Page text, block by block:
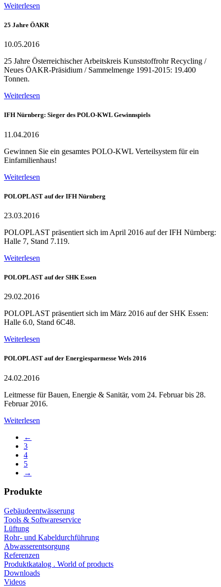
Weiterlesen
25 Jahre ÖAKR
10.05.2016
25 Jahre Österreichischer Arbeitskreis Kunststoffrohr Recycling /
Neues ÖAKR-Präsidium / Sammelmenge 1991-2015: 19.400
Tonnen.
Weiterlesen
IFH Nürnberg: Sieger des POLO-KWL Gewinnspiels
11.04.2016
Gewinnen Sie ein gesamtes POLO-KWL Verteilsystem für ein
Einfamilienhaus!
Weiterlesen
POLOPLAST auf der IFH Nürnberg
23.03.2016
POLOPLAST präsentiert sich im April 2016 auf der IFH Nürnberg:
Halle 7, Stand 7.119.
Weiterlesen
POLOPLAST auf der SHK Essen
29.02.2016
POLOPLAST präsentiert sich im März 2016 auf der SHK Essen:
Halle 6.0, Stand 6C48.
Weiterlesen
POLOPLAST auf der Energiesparmesse Wels 2016
24.02.2016
Leitmesse für Bauen, Energie & Sanitär, vom 24. Februar bis 28.
Februar 2016.
Weiterlesen
←
3
4
5
→
Produkte
Gebäudeentwässerung
Tools & Softwareservice
Lüftung
Rohr- und Kabeldurchführung
Abwasserentsorgung
Referenzen
Produktkatalog . World of products
Downloads
Videos